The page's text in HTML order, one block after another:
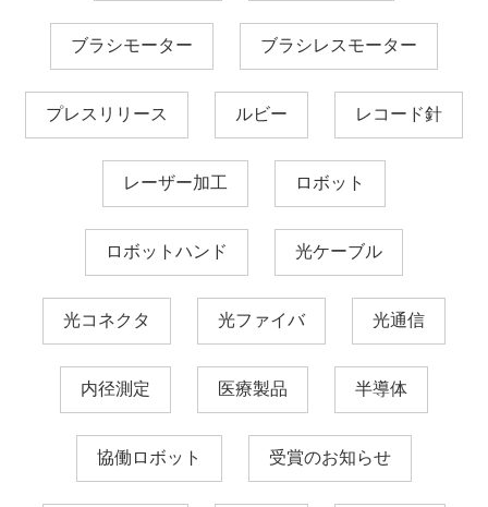
ブラシモーター ブラシレスモーター
プレスリリース ルビー レコード針
レーザー加工 ロボット
ロボットハンド 光ケーブル
光コネクタ 光ファイバ 光通信
内径測定 医療製品 半導体
協働ロボット 受賞のお知らせ